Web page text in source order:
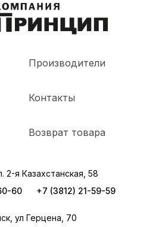
Производители
Контакты
Возврат товара
2-я Казахстанская, 58
60
+7 (3812) 21-59-59
ул Герцена, 70